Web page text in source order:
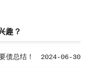
趣？
2024-06-30
债总结！